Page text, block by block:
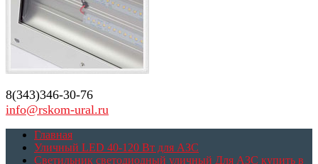
8(343)346-30-76
info@rskom-ural.ru
Главная
Уличный LED 40-120 Вт для АЗС
Светильник светодиодный уличный Для АЗС купить в